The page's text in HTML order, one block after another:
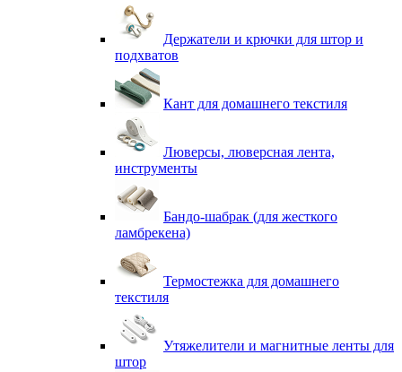
Держатели и крючки для штор и
подхватов
Кант для домашнего текстиля
Люверсы, люверсная лента,
инструменты
Бандо-шабрак (для жесткого
ламбрекена)
Термостежка для домашнего
текстиля
Утяжелители и магнитные ленты для
штор